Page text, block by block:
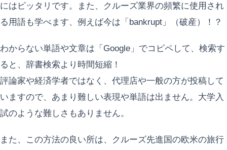
にはピッタリです。また、クルーズ業界の頻繁に使用され
る用語も学べます、例えば今は「bankrupt」（破産）！？
わからない単語や文章は「Google」でコピペして、検索す
ると、辞書検索より時間短縮！
評論家や経済学者ではなく、代理店や一般の方が投稿して
いますので、あまり難しい表現や単語は出ません。大学入
試のような難しさもありません。
また、この方法の良い所は、クルーズ先進国の欧米の旅行